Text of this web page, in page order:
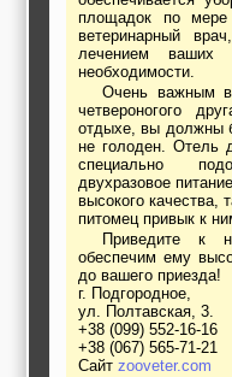
площадок по
ветеринарный
лечением ваших
необходимости.
Очень важным вопросом есть питание вашего
четвероногого
отдыхе, вы должны
не голоден. Отель
специально
двухразовое
высокого качества,
питомец привык к
Приведите к нам ваше животное, и мы
обеспечим ему
до вашего приезда!
г. Подгородное,
ул. Полтавская, 3.
+38 (099) 552-16-16
+38 (067) 565-71-21
Сайт zooveter.com